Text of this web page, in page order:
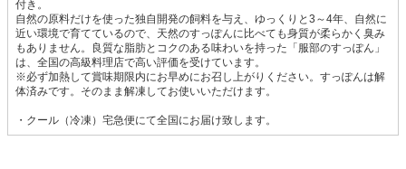
付き。
自然の原料だけを使った独自開発の飼料を与え、ゆっくりと3～4年、自然に
近い環境で育てているので、天然のすっぽんに比べても身質が柔らかく臭み
もありません。良質な脂肪とコクのある味わいを持った「服部のすっぽん」
は、全国の高級料理店で高い評価を受けています。
※必ず加熱して賞味期限内にお早めにお召し上がりください。すっぽんは解
体済みです。そのまま解凍してお使いいただけます。
・クール（冷凍）宅急便にて全国にお届け致します。